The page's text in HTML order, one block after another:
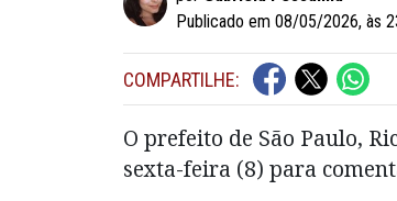
Publicado em 08/05/2026, às
COMPARTILHE:
O prefeito de São Paulo,
sexta-feira (8) para